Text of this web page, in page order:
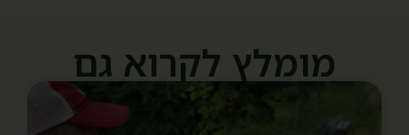
מומלץ לקרוא גם